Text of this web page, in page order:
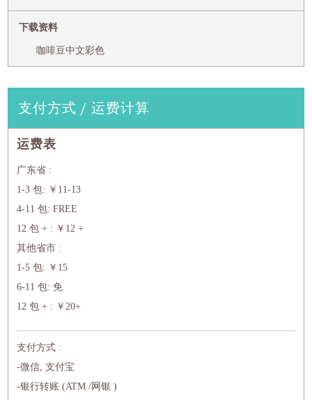
下载资料
咖啡豆中文彩色
支付方式 / 运费计算
运费表
广东省 :
1-3 包: ￥11-13
4-11 包: FREE
12 包 + : ￥12 +
其他省市 :
1-5 包: ￥15
6-11 包: 免
12 包 + : ￥20+
支付方式 :
-微信, 支付宝
-银行转账 (ATM /网银 )